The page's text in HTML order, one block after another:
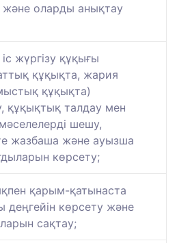
және оларды анықтау
жүргізу құқығы
құқықта, жария
құқықта)
құқықтық талдау мен
мәселелерді шешу,
жазбаша және ауызша
көрсету;
қарым-қатынаста
деңгейін көрсету және
сақтау;